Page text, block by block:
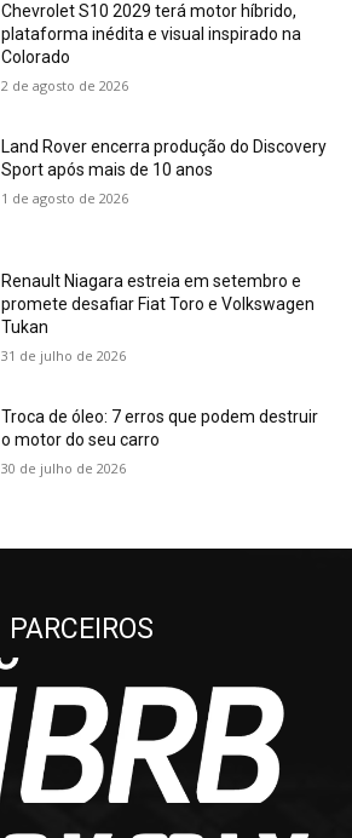
Chevrolet S10 2029 terá motor híbrido,
plataforma inédita e visual inspirado na
Colorado
2 de agosto de 2026
Land Rover encerra produção do Discovery
Sport após mais de 10 anos
1 de agosto de 2026
Renault Niagara estreia em setembro e
promete desafiar Fiat Toro e Volkswagen
Tukan
31 de julho de 2026
Troca de óleo: 7 erros que podem destruir
o motor do seu carro
30 de julho de 2026
PARCEIROS